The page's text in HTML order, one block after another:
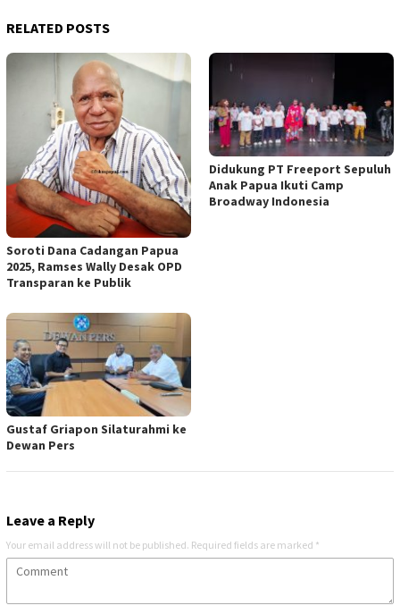
RELATED POSTS
Soroti Dana Cadangan Papua
2025, Ramses Wally Desak OPD
Transparan ke Publik
Didukung PT Freeport Sepuluh
Anak Papua Ikuti Camp
Broadway Indonesia
Gustaf Griapon Silaturahmi ke
Dewan Pers
Leave a Reply
Your email address will not be published. Required fields are marked *